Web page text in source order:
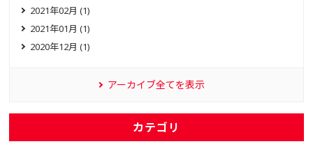
2021年02月 (1)
2021年01月 (1)
2020年12月 (1)
アーカイブ全てを表示
カテゴリ